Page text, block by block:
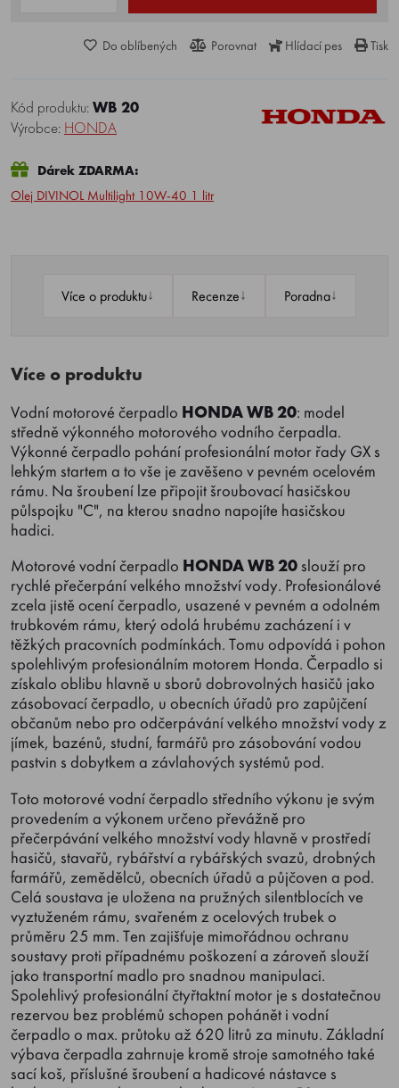
Do oblíbených Porovnat Hlídací pes Tisk
Kód produktu:WB 20
Výrobce: HONDA
Dárek ZDARMA:
Olej DIVINOL Multilight 10W-40 1 litr
Více o produktu↓ Recenze↓ Poradna↓
Více o produktu
Vodní motorové čerpadlo HONDA WB 20: model
středně výkonného motorového vodního čerpadla.
Výkonné čerpadlo pohání profesionální motor řady GX s
lehkým startem a to vše je zavěšeno v pevném ocelovém
rámu. Na šroubení lze připojit šroubovací hasičskou
půlspojku "C", na kterou snadno napojíte hasičskou
hadici.
Motorové vodní čerpadlo HONDA WB 20 slouží pro
rychlé přečerpání velkého množství vody. Profesionálové
zcela jistě ocení čerpadlo, usazené v pevném a odolném
trubkovém rámu, který odolá hrubému zacházení i v
těžkých pracovních podmínkách. Tomu odpovídá i pohon
spolehlivým profesionálním motorem Honda. Čerpadlo si
získalo oblibu hlavně u sborů dobrovolných hasičů jako
zásobovací čerpadlo, u obecních úřadů pro zapůjčení
občanům nebo pro odčerpávání velkého množství vody z
jímek, bazénů, studní, farmářů pro zásobování vodou
pastvin s dobytkem a závlahových systémů pod.
Toto motorové vodní čerpadlo středního výkonu je svým
provedením a výkonem určeno převážně pro
přečerpávání velkého množství vody hlavně v prostředí
hasičů, stavařů, rybářství a rybářských svazů, drobných
farmářů, zemědělců, obecních úřadů a půjčoven a pod.
Celá soustava je uložena na pružných silentblocích ve
vyztuženém rámu, svařeném z ocelových trubek o
průměru 25 mm. Ten zajišťuje mimořádnou ochranu
soustavy proti případnému poškození a zároveň slouží
jako transportní madlo pro snadnou manipulaci.
Spolehlivý profesionální čtyřtaktní motor je s dostatečnou
rezervou bez problémů schopen pohánět i vodní
čerpadlo o max. průtoku až 620 litrů za minutu. Základní
výbava čerpadla zahrnuje kromě stroje samotného také
sací koš, příslušné šroubení a hadicové nástavce s